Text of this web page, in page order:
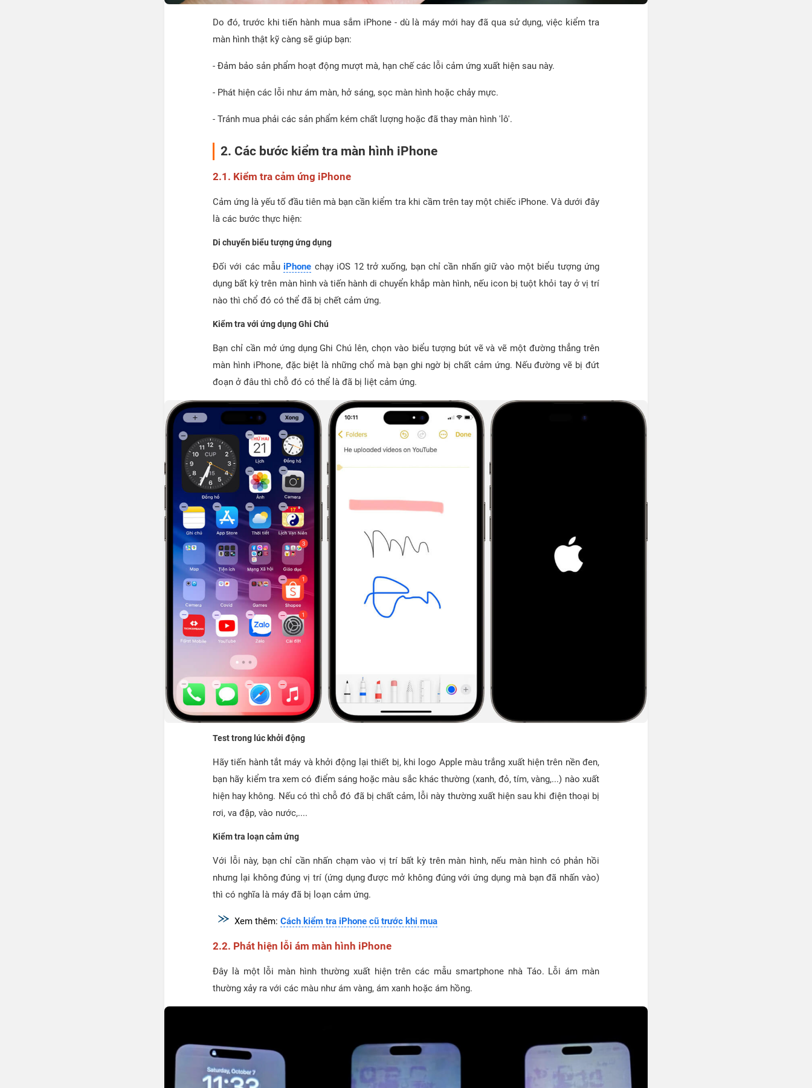
Do đó, trước khi tiến hành mua sắm iPhone - dù là máy mới hay đã qua sử dụng, việc kiểm tra
màn hình thật kỹ càng sẽ giúp bạn:
- Đảm bảo sản phẩm hoạt động mượt mà, hạn chế các lỗi cảm ứng xuất hiện sau này.
- Phát hiện các lỗi như ám màn, hở sáng, sọc màn hình hoặc chảy mực.
- Tránh mua phải các sản phẩm kém chất lượng hoặc đã thay màn hình 'lô'.
2. Các bước kiểm tra màn hình iPhone
2.1. Kiểm tra cảm ứng iPhone
Cảm ứng là yếu tố đầu tiên mà bạn cần kiểm tra khi cầm trên tay một chiếc iPhone. Và dưới đây
là các bước thực hiện:
Di chuyển biểu tượng ứng dụng
Đối với các mẫu iPhone chạy iOS 12 trở xuống, bạn chỉ cần nhấn giữ vào một biểu tượng ứng
dụng bất kỳ trên màn hình và tiến hành di chuyển khắp màn hình, nếu icon bị tuột khỏi tay ở vị trí
nào thì chổ đó có thể đã bị chết cảm ứng.
Kiểm tra với ứng dụng Ghi Chú
Bạn chỉ cần mở ứng dụng Ghi Chú lên, chọn vào biểu tượng bút vẽ và vẽ một đường thẳng trên
màn hình iPhone, đặc biệt là những chổ mà bạn ghi ngờ bị chất cảm ứng. Nếu đường vẽ bị đứt
đoạn ở đâu thì chỗ đó có thể là đã bị liệt cảm ứng.
Test trong lúc khởi động
Hãy tiến hành tắt máy và khởi động lại thiết bị, khi logo Apple màu trắng xuất hiện trên nền đen,
bạn hãy kiểm tra xem có điểm sáng hoặc màu sắc khác thường (xanh, đỏ, tím, vàng,...) nào xuất
hiện hay không. Nếu có thì chỗ đó đã bị chất cảm, lỗi này thường xuất hiện sau khi điện thoại bị
rơi, va đập, vào nước,....
Kiểm tra loạn cảm ứng
Với lỗi này, bạn chỉ cần nhấn chạm vào vị trí bất kỳ trên màn hình, nếu màn hình có phản hồi
nhưng lại không đúng vị trí (ứng dụng được mở không đúng với ứng dụng mà bạn đã nhấn vào)
thì có nghĩa là máy đã bị loạn cảm ứng.
Xem thêm: Cách kiểm tra iPhone cũ trước khi mua
2.2. Phát hiện lỗi ám màn hình iPhone
Đây là một lỗi màn hình thường xuất hiện trên các mẫu smartphone nhà Táo. Lỗi ám màn
thường xảy ra với các màu như ám vàng, ám xanh hoặc ám hồng.